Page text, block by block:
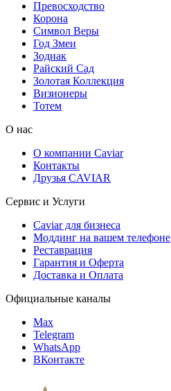
Превосходство
Корона
Символ Веры
Год Змеи
Зодиак
Райский Сад
Золотая Коллекция
Визионеры
Тотем
О нас
О компании Caviar
Контакты
Друзья CAVIAR
Сервис и Услуги
Caviar для бизнеса
Моддинг на вашем телефоне
Реставрация
Гарантия и Оферта
Доставка и Оплата
Официальные каналы
Max
Telegram
WhatsApp
ВКонтакте